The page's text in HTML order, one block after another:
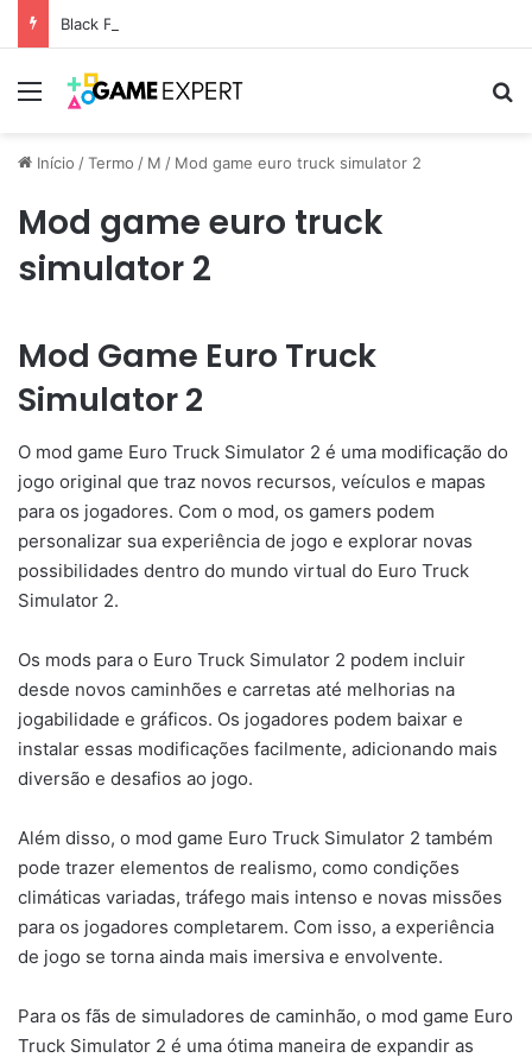
Black Friday: descontos incríveis em eletrônicos
Menu
Início /Termo / M / Mod game euro truck simulator 2
Mod game euro truck
simulator 2
Mod Game Euro Truck
Simulator 2
O mod game Euro Truck Simulator 2 é uma modificação do
jogo original que traz novos recursos, veículos e mapas
para os jogadores. Com o mod, os gamers podem
personalizar sua experiência de jogo e explorar novas
possibilidades dentro do mundo virtual do Euro Truck
Simulator 2.
Os mods para o Euro Truck Simulator 2 podem incluir
desde novos caminhões e carretas até melhorias na
jogabilidade e gráficos. Os jogadores podem baixar e
instalar essas modificações facilmente, adicionando mais
diversão e desafios ao jogo.
Além disso, o mod game Euro Truck Simulator 2 também
pode trazer elementos de realismo, como condições
climáticas variadas, tráfego mais intenso e novas missões
para os jogadores completarem. Com isso, a experiência
de jogo se torna ainda mais imersiva e envolvente.
Para os fãs de simuladores de caminhão, o mod game Euro
Truck Simulator 2 é uma ótima maneira de expandir as